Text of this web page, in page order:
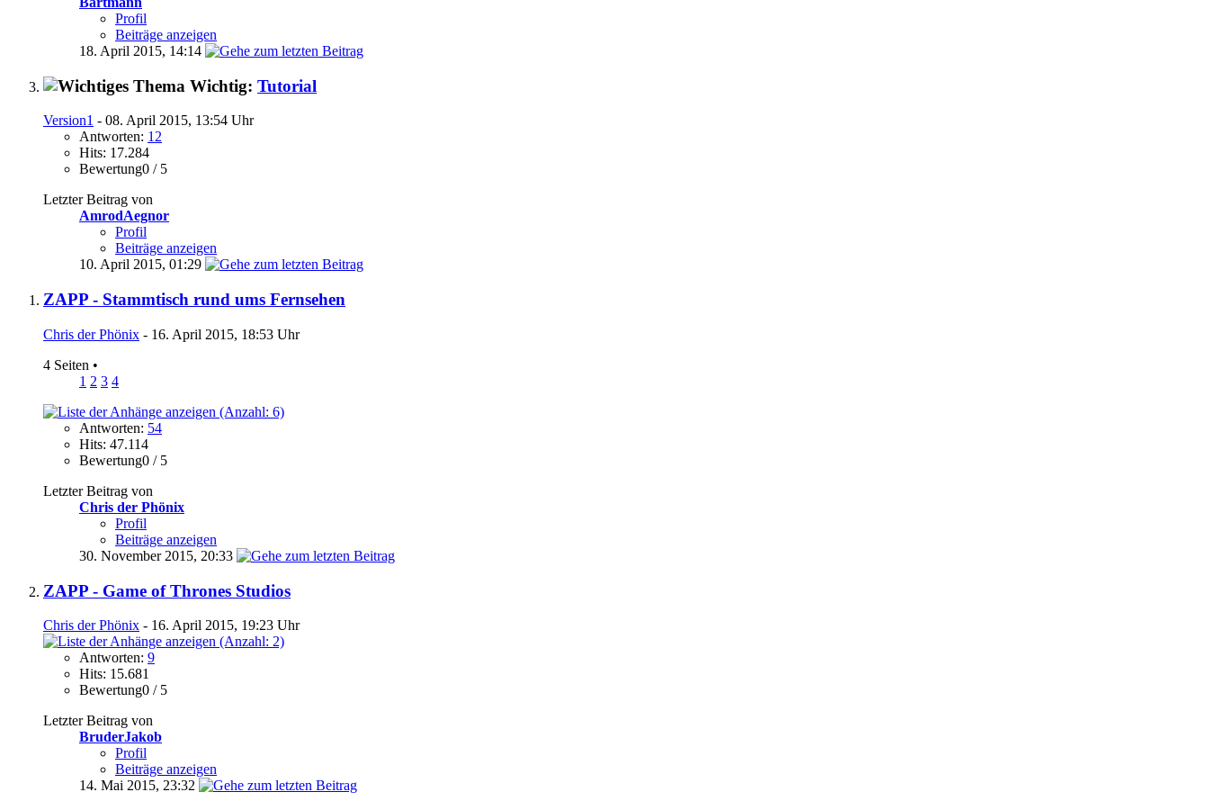
Profil
Beiträge anzeigen
18. April 2015, 14:14
Wichtig: Tutorial
Version1 - 08. April 2015, 13:54 Uhr
Antworten: 12
Hits: 17.284
Bewertung0 / 5
Letzter Beitrag von
AmrodAegnor
Profil
Beiträge anzeigen
10. April 2015, 01:29
ZAPP - Stammtisch rund ums Fernsehen
Chris der Phönix - 16. April 2015, 18:53 Uhr
4 Seiten •
1 2 3 4
Antworten: 54
Hits: 47.114
Bewertung0 / 5
Letzter Beitrag von
Chris der Phönix
Profil
Beiträge anzeigen
30. November 2015, 20:33
ZAPP - Game of Thrones Studios
Chris der Phönix - 16. April 2015, 19:23 Uhr
Antworten: 9
Hits: 15.681
Bewertung0 / 5
Letzter Beitrag von
BruderJakob
Profil
Beiträge anzeigen
14. Mai 2015, 23:32